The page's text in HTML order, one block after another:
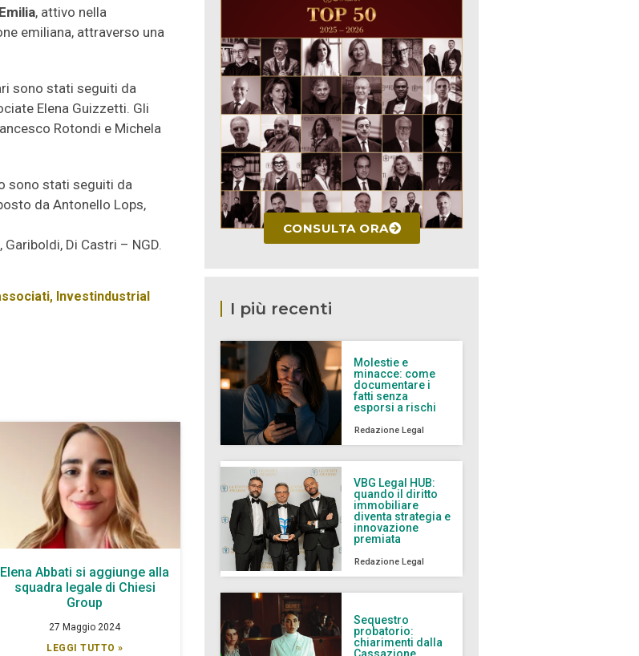
, attivo nella
emiliana, attraverso una
sono stati seguiti da
Elena Guizzetti. Gli
Rotondi e Michela
sono stati seguiti da
da Antonello Lops,
Di Castri – NGD.
, Investindustrial
Elena Abbati si aggiunge alla
squadra legale di Chiesi
Group
27 Maggio 2024
LEGGI TUTTO »
CONSULTA ORA
I più recenti
Molestie e
minacce: come
documentare i
fatti senza
esporsi a rischi
Redazione Legal
VBG Legal HUB:
quando il diritto
immobiliare
diventa strategia e
innovazione
premiata
Redazione Legal
Sequestro
probatorio:
chiarimenti dalla
Cassazione